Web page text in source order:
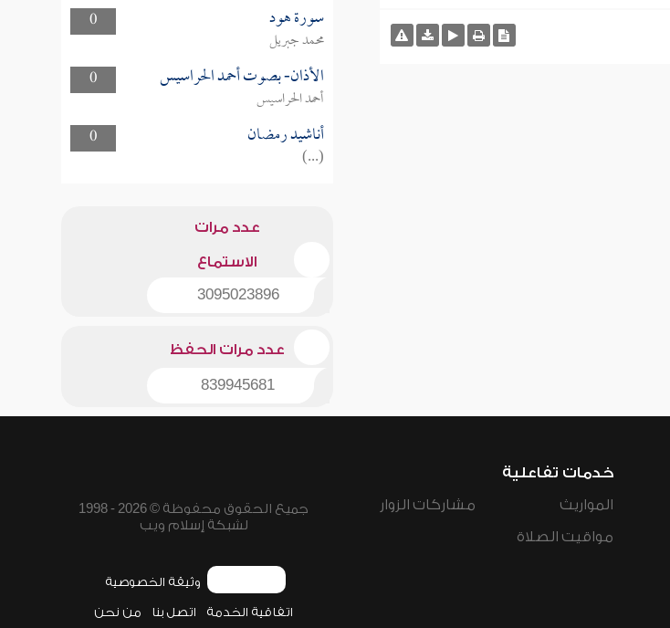
0
سورة هود
محمد جبريل
0
الأذان- بصوت أحمد الحراسيس
أحمد الحراسيس
0
أناشيد رمضان
(...)
عدد مرات
الاستماع
3095023896
عدد مرات الحفظ
839945681
خدمات تفاعلية
المواريث
مواقيت الصلاة
مشاركات الزوار
جميع الحقوق محفوظة © 2026 - 1998
لشبكة إسلام ويب
وثيقة الخصوصية
اتفاقية الخدمة اتصل بنا من نحن